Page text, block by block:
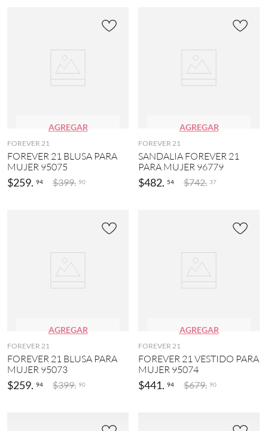
AGREGAR
FOREVER 21
FOREVER 21 BLUSA PARA
MUJER 95075
$259. 94 $399. 90
AGREGAR
FOREVER 21
SANDALIA FOREVER 21
PARA MUJER 96779
$482. 54 $742. 37
AGREGAR
FOREVER 21
FOREVER 21 BLUSA PARA
MUJER 95073
$259. 94 $399. 90
AGREGAR
FOREVER 21
FOREVER 21 VESTIDO PARA
MUJER 95074
$441. 94 $679. 90